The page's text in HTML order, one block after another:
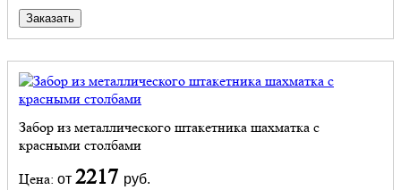
Заказать
Забор из металлического штакетника шахматка с
красными столбами
Цена: от 2217 руб.